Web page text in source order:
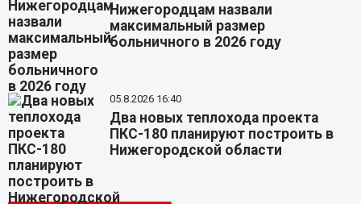
Нижегородцам назвали
максимальный размер
больничного в 2026 году
05.8.2026 16:40
Два новых теплохода проекта
ПКС-180 планируют построить в
Нижегородской области